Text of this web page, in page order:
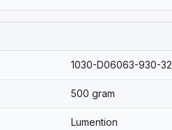
1030-D06063-930-32
500 gram
Lumention